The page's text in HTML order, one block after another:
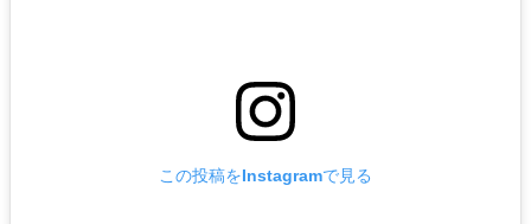
この投稿をInstagramで見る